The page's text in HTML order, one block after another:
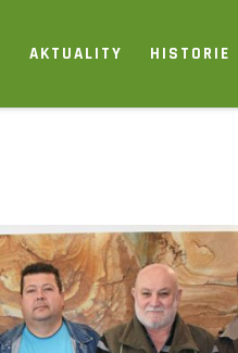
AKTUALITY HISTORIE